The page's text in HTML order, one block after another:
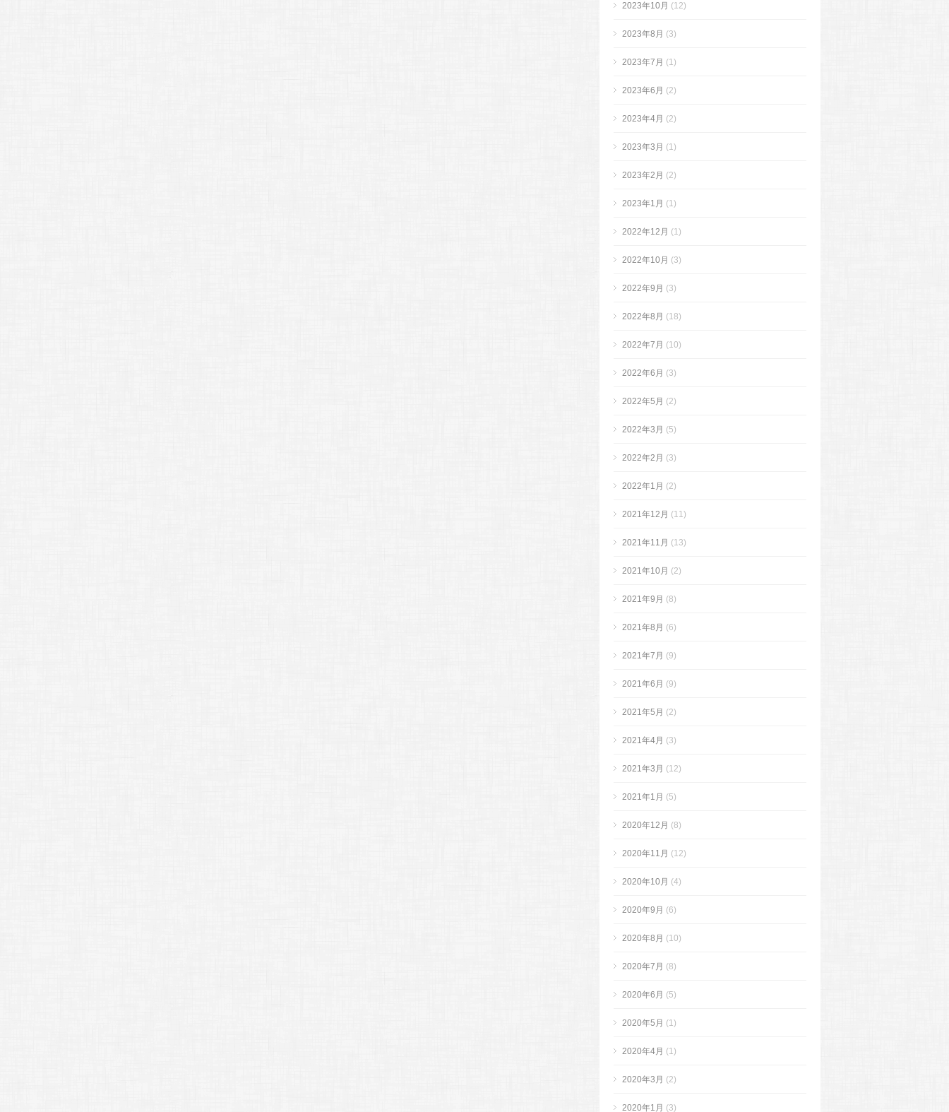
2023年10月 (12)
2023年8月 (3)
2023年7月 (1)
2023年6月 (2)
2023年4月 (2)
2023年3月 (1)
2023年2月 (2)
2023年1月 (1)
2022年12月 (1)
2022年10月 (3)
2022年9月 (3)
2022年8月 (18)
2022年7月 (10)
2022年6月 (3)
2022年5月 (2)
2022年3月 (5)
2022年2月 (3)
2022年1月 (2)
2021年12月 (11)
2021年11月 (13)
2021年10月 (2)
2021年9月 (8)
2021年8月 (6)
2021年7月 (9)
2021年6月 (9)
2021年5月 (2)
2021年4月 (3)
2021年3月 (12)
2021年1月 (5)
2020年12月 (8)
2020年11月 (12)
2020年10月 (4)
2020年9月 (6)
2020年8月 (10)
2020年7月 (8)
2020年6月 (5)
2020年5月 (1)
2020年4月 (1)
2020年3月 (2)
2020年1月 (3)